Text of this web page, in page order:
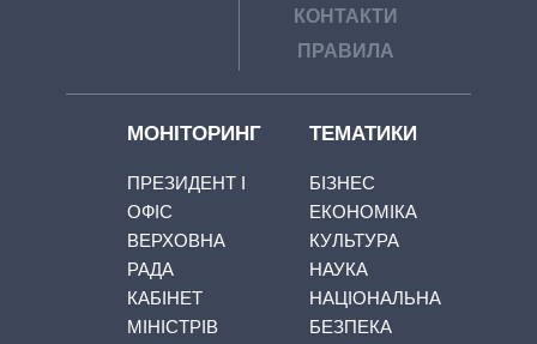
КОНТАКТИ
ПРАВИЛА
МОНІТОРИНГ
ПРЕЗИДЕНТ І
ОФІС
ВЕРХОВНА
РАДА
КАБІНЕТ
МІНІСТРІВ
ТЕМАТИКИ
БІЗНЕС
ЕКОНОМІКА
КУЛЬТУРА
НАУКА
НАЦІОНАЛЬНА
БЕЗПЕКА